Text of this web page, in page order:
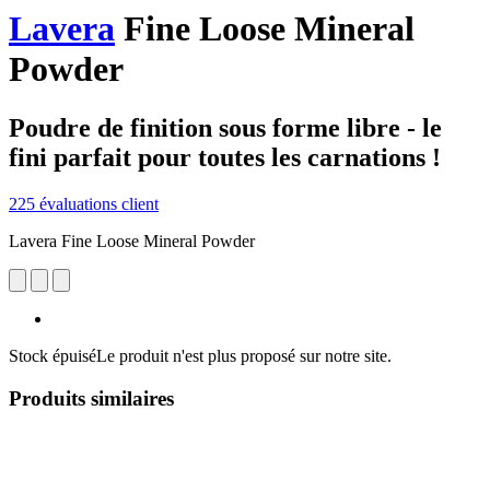
Lavera Fine Loose Mineral
Powder
Poudre de finition sous forme libre - le
fini parfait pour toutes les carnations !
225 évaluations client
Lavera Fine Loose Mineral Powder
Stock épuiséLe produit n'est plus proposé sur notre site.
Produits similaires